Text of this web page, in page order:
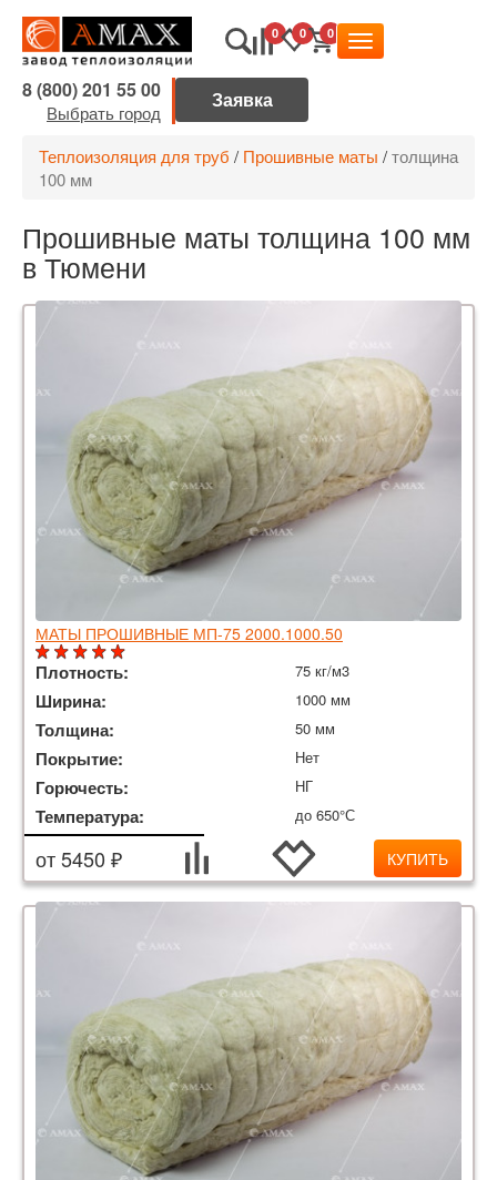
0 0 0
8 (800) 201 55 00
Выбрать город
Теплоизоляция для труб / Прошивные маты /толщина
100 мм
Прошивные маты толщина 100 мм
в Тюмени
МАТЫ ПРОШИВНЫЕ МП-75 2000.1000.50
Плотность: 75 кг/м3
Ширина: 1000 мм
Толщина: 50 мм
Покрытие: Нет
Горючесть: НГ
Температура: до 650°С
от 5450 ₽ КУПИТЬ